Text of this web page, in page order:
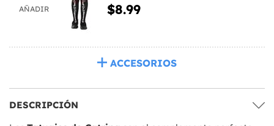
AÑADIR $8.99
ACCESORIOS
DESCRIPCIÓN